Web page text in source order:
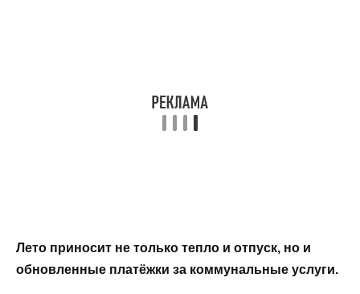
Лето приносит не только тепло и отпуск, но и
обновленные платёжки за коммунальные услуги.